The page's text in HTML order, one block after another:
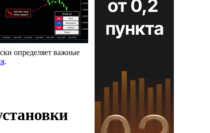
определяет важные
.